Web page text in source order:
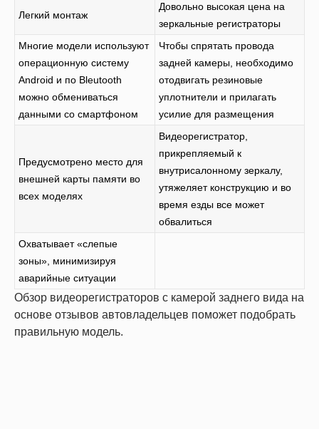
Легкий монтаж
Довольно высокая цена на
зеркальные регистраторы
Многие модели используют
операционную систему
Android и по Bleutooth
можно обмениваться
данными со смартфоном
Чтобы спрятать провода
задней камеры, необходимо
отодвигать резиновые
уплотнители и прилагать
усилие для размещения
Предусмотрено место для
внешней карты памяти во
всех моделях
Видеорегистратор,
прикрепляемый к
внутрисалонному зеркалу,
утяжеляет конструкцию и во
время езды все может
обвалиться
Охватывает «слепые
зоны», минимизируя
аварийные ситуации
Обзор видеорегистраторов с камерой заднего вида на
основе отзывов автовладельцев поможет подобрать
правильную модель.